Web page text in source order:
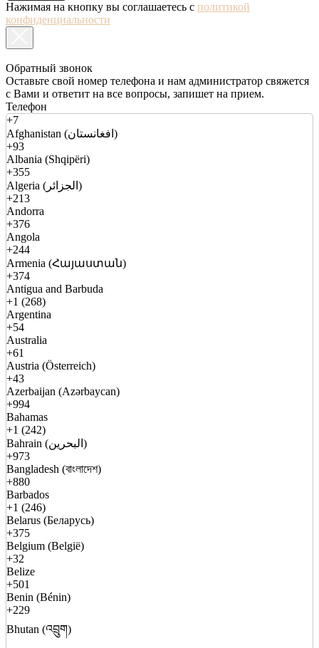
Нажимая на кнопку вы соглашаетесь с политикой
конфиденциальности
Обратный звонок
Оставьте свой номер телефона и нам администратор свяжется
с Вами и ответит на все вопросы, запишет на прием.
Телефон
+7
Afghanistan (افغانستان)
+93
Albania (Shqipëri)
+355
Algeria (الجزائر)
+213
Andorra
+376
Angola
+244
Armenia (Հայաստան)
+374
Antigua and Barbuda
+1 (268)
Argentina
+54
Australia
+61
Austria (Österreich)
+43
Azerbaijan (Azərbaycan)
+994
Bahamas
+1 (242)
Bahrain (البحرين)
+973
Bangladesh (বাংলাদেশ)
+880
Barbados
+1 (246)
Belarus (Беларусь)
+375
Belgium (België)
+32
Belize
+501
Benin (Bénin)
+229
Bhutan (འབྲུག)